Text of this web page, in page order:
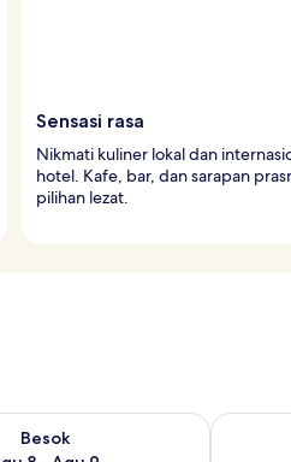
Sensasi rasa
Nikmati kuliner lokal dan
hotel. Kafe, bar, dan sarapan
pilihan lezat.
Besok
untuk besok Agu 8 - Agu 9
Periksa